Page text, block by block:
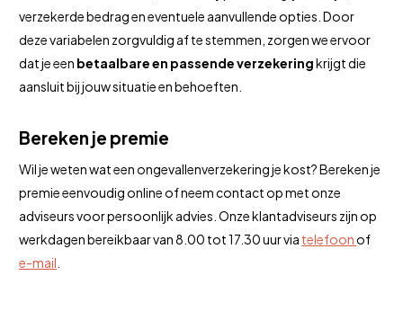
verzekerde bedrag en eventuele aanvullende opties. Door
deze variabelen zorgvuldig af te stemmen, zorgen we ervoor
dat je een betaalbare en passende verzekeringkrijgt die
aansluit bij jouw situatie en behoeften.
Bereken je premie
Wil je weten wat een ongevallenverzekering je kost? Bereken je
premie eenvoudig online of neem contact op met onze
adviseurs voor persoonlijk advies. Onze klantadviseurs zijn op
werkdagen bereikbaar van 8.00 tot 17.30 uur via telefoonof
e-mail